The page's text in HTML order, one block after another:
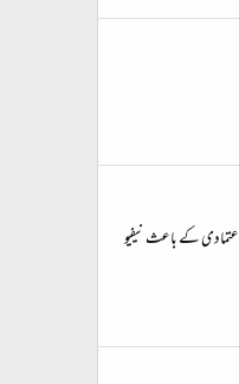
کے باعث نیفیو